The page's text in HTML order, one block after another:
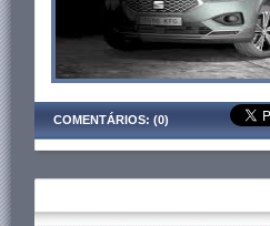
COMENTÁRIOS: (0)